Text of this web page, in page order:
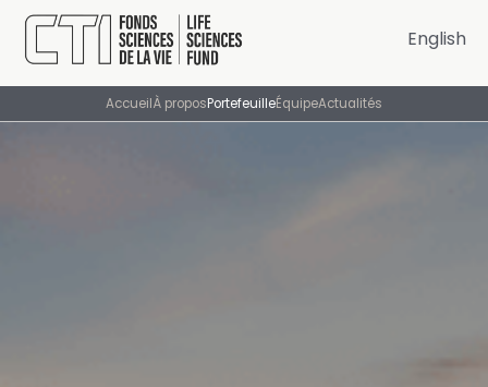
AccueilÀ proposPortefeuilleÉquipeActualités
English